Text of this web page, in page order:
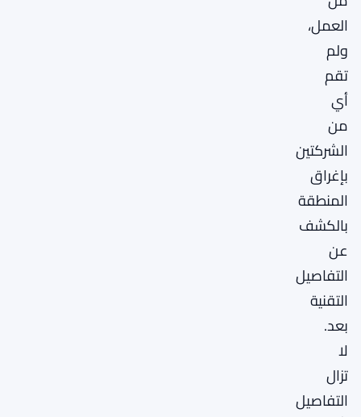
العمل،
ولم
تقم
أي
من
الشركتين
بإغراق
المنطقة
بالكشف
عن
التفاصيل
التقنية
بعد.
لا
تزال
التفاصيل